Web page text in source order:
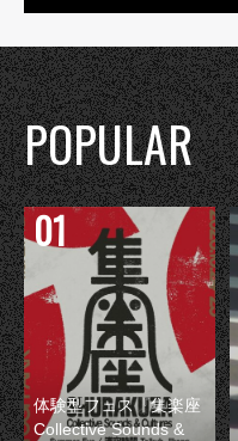
POPULAR
体験型フェス『集楽座
Collective Sounds &